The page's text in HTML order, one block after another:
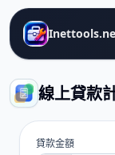
線上貸款
貸款金額